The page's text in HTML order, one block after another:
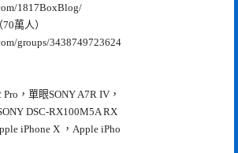
1817BoxBlog/
萬人）
groups/3438749723624
，單眼SONY A7R IV，
DSC-RX100M5A RX
iPhone X ，Apple iPho